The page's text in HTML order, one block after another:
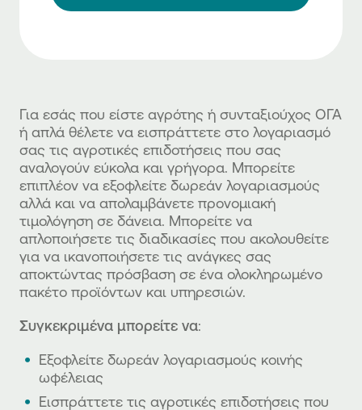
Για εσάς που είστε αγρότης ή συνταξιούχος ΟΓΑ
ή απλά θέλετε να εισπράττετε στο λογαριασμό
σας τις αγροτικές επιδοτήσεις που σας
αναλογούν εύκολα και γρήγορα. Μπορείτε
επιπλέον να εξοφλείτε δωρεάν λογαριασμούς
αλλά και να απολαμβάνετε προνομιακή
τιμολόγηση σε δάνεια. Μπορείτε να
απλοποιήσετε τις διαδικασίες που ακολουθείτε
για να ικανοποιήσετε τις ανάγκες σας
αποκτώντας πρόσβαση σε ένα ολοκληρωμένο
πακέτο προϊόντων και υπηρεσιών.
Συγκεκριμένα μπορείτε να:
Εξοφλείτε δωρεάν λογαριασμούς κοινής
ωφέλειας
Εισπράττετε τις αγροτικές επιδοτήσεις που